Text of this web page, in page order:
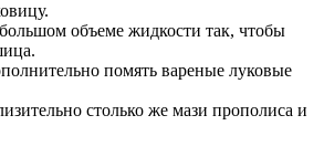
объеме жидкости так, чтобы
помять вареные луковые
столько же мази прополиса и